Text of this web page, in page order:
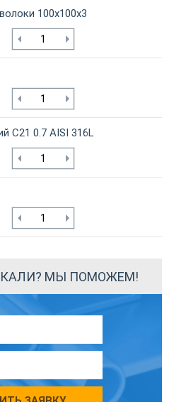
100х100х3
С21 0.7 AISI 316L
МЫ ПОМОЖЕМ!